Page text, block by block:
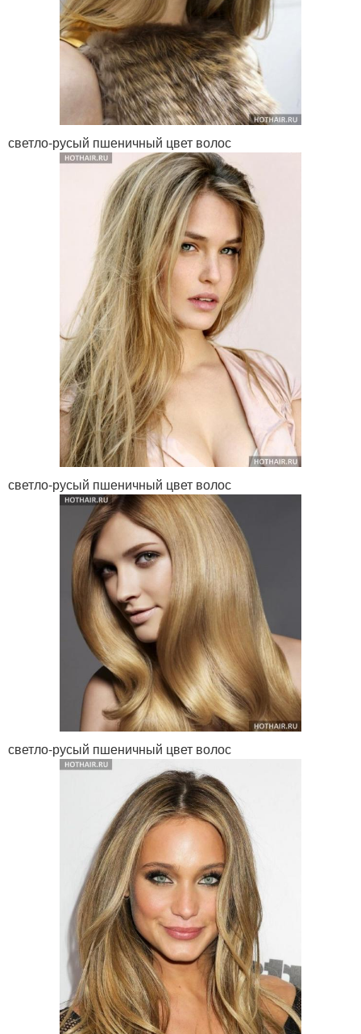
светло-русый пшеничный цвет волос
светло-русый пшеничный цвет волос
светло-русый пшеничный цвет волос